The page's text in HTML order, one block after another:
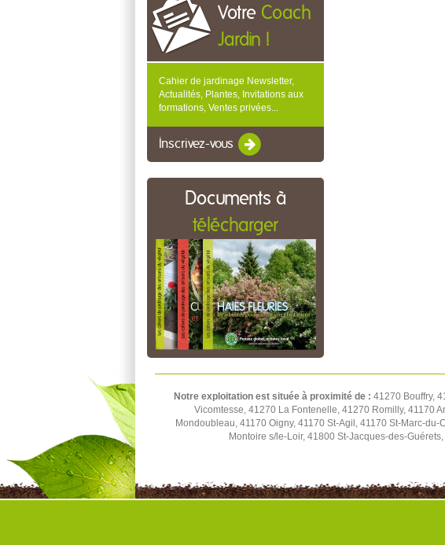
Votre Coach
Jardin !
Cahier de jardinage Newsletter,
Actualités, Plantes, Invitations aux
formations, Ventes privées...
Inscrivez-vous
Documents à
télécharger
Notre exploitation est située à proximité de : 41270 Bouffry,
Vicomtesse, 41270 La Fontenelle, 41270 Romilly, 41170
Mondoubleau, 41170 Oigny, 41170 St-Agil, 41170 St-Marc-
Montoire s/le-Loir, 41800 St-Jacques-des-